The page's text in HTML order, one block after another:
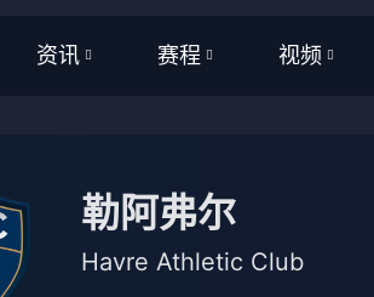
资讯 赛程
篮球
视频
勒阿弗尔
Havre Athletic Club